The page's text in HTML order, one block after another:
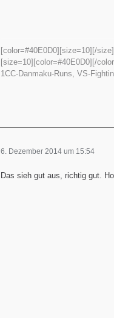
[color=#40E0D0][size=10][/
[size=10][color=#40E0D0][/
1CC-Danmaku-Runs, VS-
6. Dezember 2014 um 15:54
Das sieh gut aus, richtig gut.